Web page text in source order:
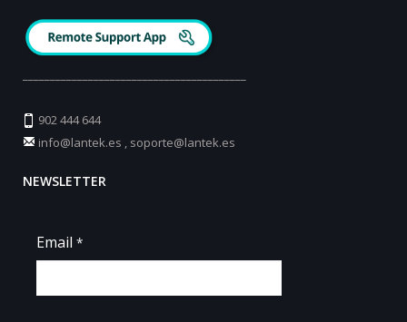
902 444 644
info@lantek.es
soporte@lantek.es
NEWSLETTER